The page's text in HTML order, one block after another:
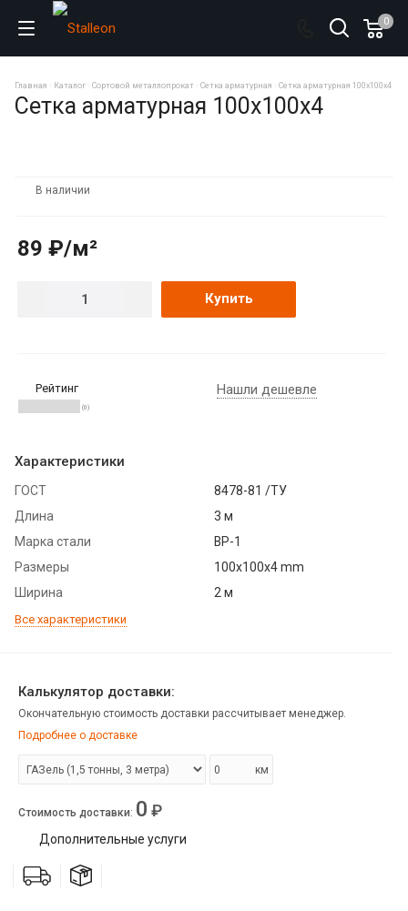
0
Главная Каталог Сортовой металлопрокат Сетка арматурная Сетка арматурная 100х100х4
Сетка арматурная 100х100х4
В наличии
89 ₽/м²
Купить
Рейтинг
(0)
Нашли дешевле
Характеристики
ГОСТ
8478-81 /ТУ
Длина
3 м
Марка стали
ВР-1
Размеры
100x100x4 mm
Ширина
2 м
Все характеристики
Калькулятор доставки:
Окончательную стоимость доставки рассчитывает менеджер.
Подробнее о доставке
км
Стоимость доставки: 0 ₽
Дополнительные услуги